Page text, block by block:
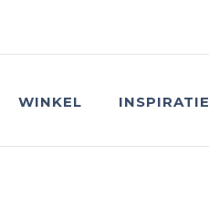
WINKEL INSPIRATIE